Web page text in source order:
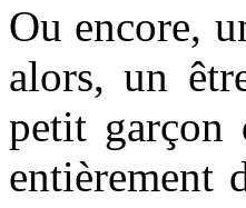
Ou encore,
alors, un
petit garçon
entièrement